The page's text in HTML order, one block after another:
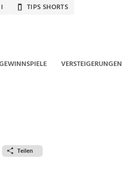
TIPS SHORTS
VERSTEIGERUNGEN
Teilen